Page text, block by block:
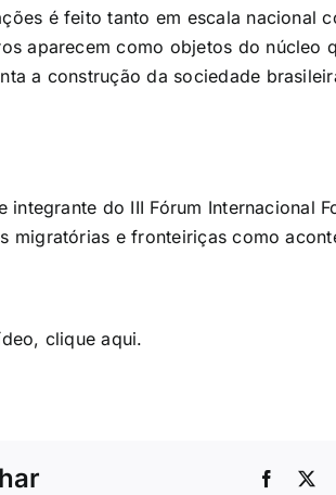
é feito tanto em escala nacional
aparecem como objetos do núcleo
a construção da sociedade
integrante do III Fórum Internacional
migratórias e fronteiriças como
cliqueaqui.